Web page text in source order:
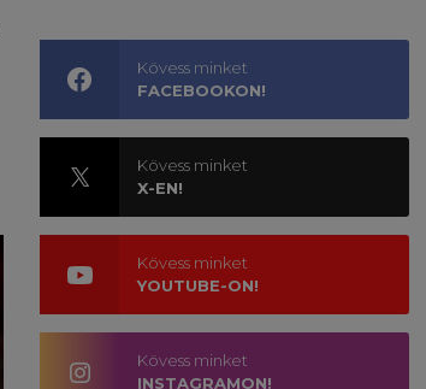
Kövess minket
FACEBOOKON!
Kövess minket
X-EN!
Kövess minket
YOUTUBE-ON!
Kövess minket
INSTAGRAMON!